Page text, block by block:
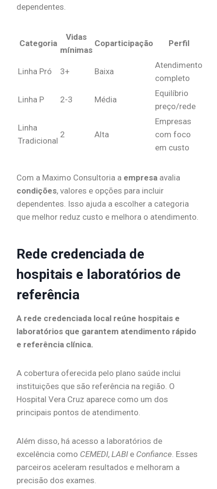
dependentes.
Categoria
Vidas
mínimas
Coparticipação Perfil
Linha Pró 3+ Baixa
Atendimento
completo
Linha P 2-3 Média
Equilíbrio
preço/rede
Linha
Tradicional
2 Alta
Empresas
com foco
em custo
Com a Maximo Consultoria a empresa avalia
condições, valores e opções para incluir
dependentes. Isso ajuda a escolher a categoria
que melhor reduz custo e melhora o atendimento.
Rede credenciada de
hospitais e laboratórios de
referência
A rede credenciada local reúne hospitais e
laboratórios que garantem atendimento rápido
e referência clínica.
A cobertura oferecida pelo plano saúde inclui
instituições que são referência na região. O
Hospital Vera Cruz aparece como um dos
principais pontos de atendimento.
Além disso, há acesso a laboratórios de
excelência como CEMEDI, LABIe Confiance. Esses
parceiros aceleram resultados e melhoram a
precisão dos exames.